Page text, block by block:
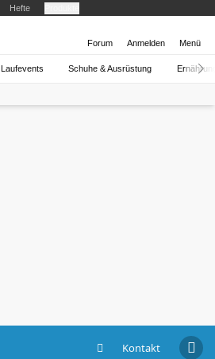
Hefte
Forum Anmelden Menü
Laufevents Schuhe & Ausrüstung
Kontakt